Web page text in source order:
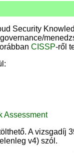
Security
CISSP-ről
Assessment
A vizsgadíj
v4) szól.